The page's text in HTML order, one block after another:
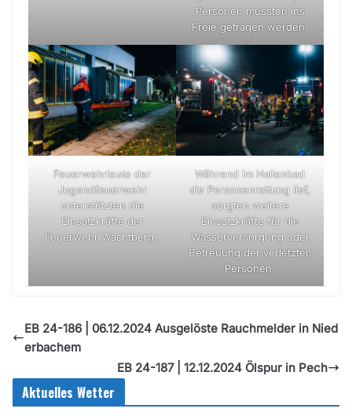
Personen mussten ins
Freie getragen werden.
Feuerwehrleute der
Jugendfeuerwehr
unterstützten die
Einsatzkräfte der
Feuerwehr Wachtberg..
Während im Hallenbad
die Personenrettung lief,
sorgten weitere
Einsatzkräfte für die
Wasserversorgung oder
Betreuung der verletzten
Personen.
EB 24-186 | 06.12.2024 Ausgelöste Rauchmelder in Nied
erbachem
EB 24-187 | 12.12.2024 Ölspur in Pech
Aktuelles Wetter